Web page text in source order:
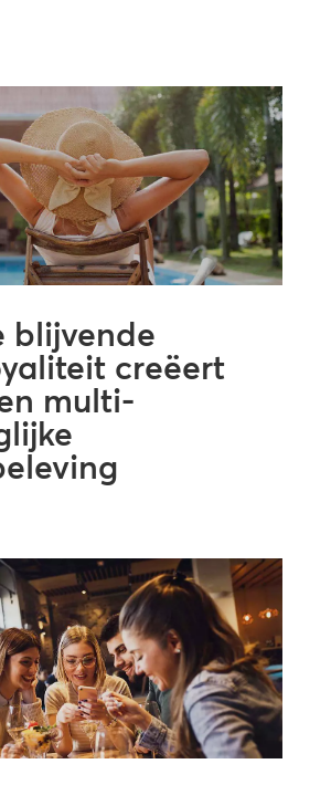
blijvende
creëert
multi-